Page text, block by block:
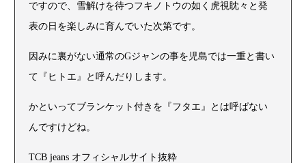
ですので、雪解けを待つフキノトウの如く虎視眈々と発
表の日を楽しみに育んでいた次第です。
因みに裏がない通常のGジャンの事を児島では一重と書い
て『ヒトエ』と呼んだりします。
かといってブランケット付きを『フタエ』とは呼ばない
んですけどね。
TCB jeans オフィシャルサイト抜粋